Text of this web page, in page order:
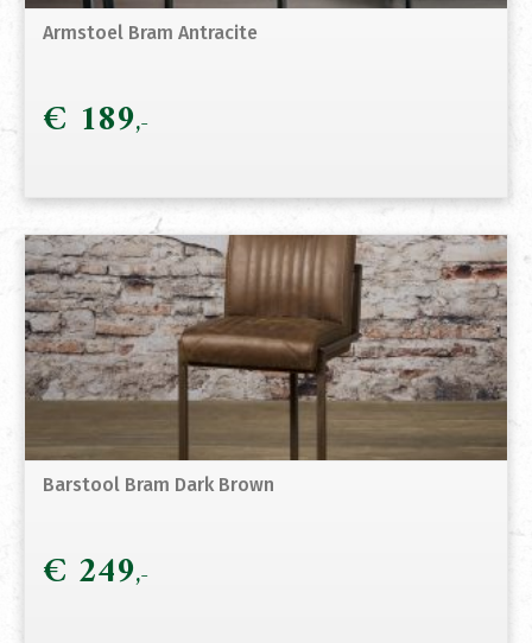
Armstoel Bram Antracite
€ 189
Barstool Bram Dark Brown
€ 249